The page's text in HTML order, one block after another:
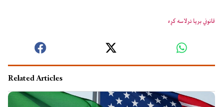
قانوني بریا ترلاسه کړه
Related Articles